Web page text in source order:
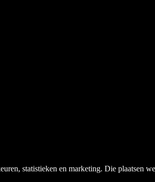
statistieken en marketing. Die plaatsen